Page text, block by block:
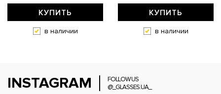
КУПИТЬ
в наличии
КУПИТЬ
в наличии
INSTAGRAM
FOLLOW US
@_GLASSES.UA_